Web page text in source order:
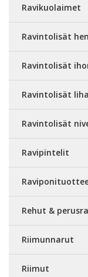
Ravikuolaimet
Ravintolisät
Ravintolisät
Ravintolisät
Ravintolisät
Ravipintelit
Rehut &
Riimunnarut
Riimut